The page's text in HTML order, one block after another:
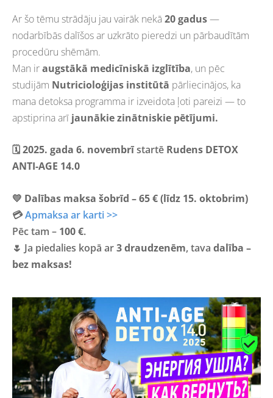
Ar šo tēmu strādāju jau vairāk nekā20 gadus—
nodarbībās dalīšos ar uzkrāto pieredzi un pārbaudītām
procedūru shēmām.
Man iraugstākā medicīniskā izglītība, un pēc
studijām Nutricioloģijas institūtā pārliecinājos, ka
mana detoksa programma ir izveidota ļoti pareizi — to
apstiprina arī jaunākie zinātniskie pētījumi.
🗓2025. gada 6. novembrīstartē Rudens DETOX
ANTI-AGE 14.0
💛 Dalības maksa šobrīd – 65 € (līdz 15. oktobrim)
💳Apmaksa ar karti >>
Pēc tam – 100 €.
🌷 Ja piedalies kopā ar3 draudzenēm, tava dalība –
bez maksas!